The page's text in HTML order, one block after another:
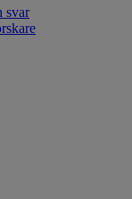
svar